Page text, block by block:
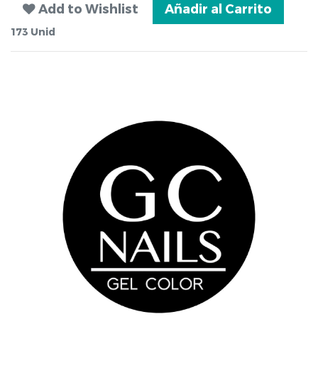
Add to Wishlist Añadir al Carrito
173 Unid